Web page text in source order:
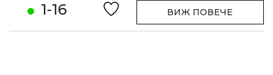
1-16 ВИЖ ПОВЕЧЕ